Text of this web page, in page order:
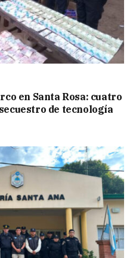
en Santa Rosa: cuatro
de tecnología